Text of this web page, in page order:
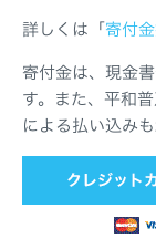
詳しくは「 寄付
寄付金は、現金
す。また、平和
による払い込みも